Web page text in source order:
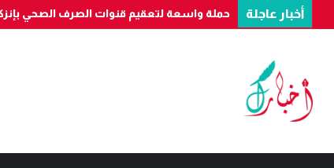
أخبار عاجلة